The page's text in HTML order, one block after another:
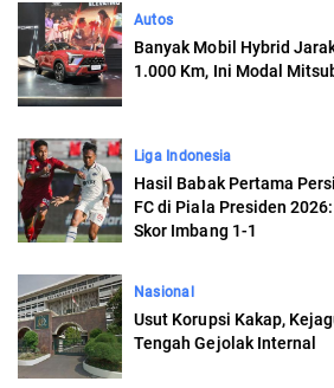
Autos
Banyak Mobil Hybrid
1.000 Km, Ini Modal
Liga Indonesia
Hasil Babak Pertama
FC di Piala Presiden
Skor Imbang 1-1
Nasional
Usut Korupsi Kakap,
Tengah Gejolak Internal